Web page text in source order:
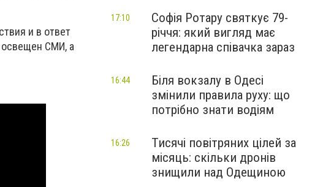
и в ответ
освещен СМИ, а
Софія Ротару святкує 79-
річчя: який вигляд має
легендарна співачка зараз
17:10
Біля вокзалу в Одесі
змінили правила руху: що
потрібно знати водіям
16:44
Тисячі повітряних цілей за
місяць: скільки дронів
знищили над Одещиною
16:26